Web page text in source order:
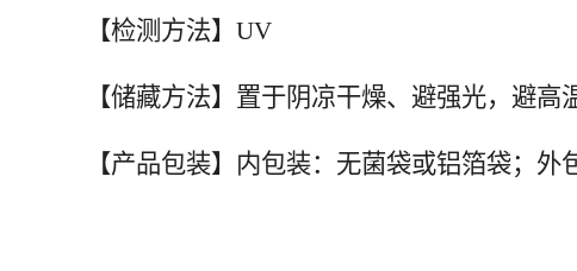
【检测方法】UV
【储藏方法】置于阴凉干燥、避强光，避高
【产品包装】内包装：无菌袋或铝箔袋；